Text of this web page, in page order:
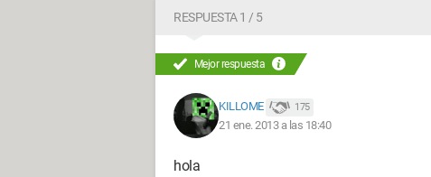
RESPUESTA 1 / 5
Mejor respuesta
KILLOME 175
21 ene. 2013 a las 18:40
hola